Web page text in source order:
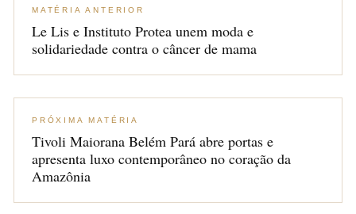
MATÉRIA ANTERIOR
Le Lis e Instituto Protea unem moda e
solidariedade contra o câncer de mama
PRÓXIMA MATÉRIA
Tivoli Maiorana Belém Pará abre portas e
apresenta luxo contemporâneo no coração da
Amazônia